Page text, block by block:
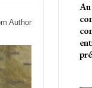
Author
Au